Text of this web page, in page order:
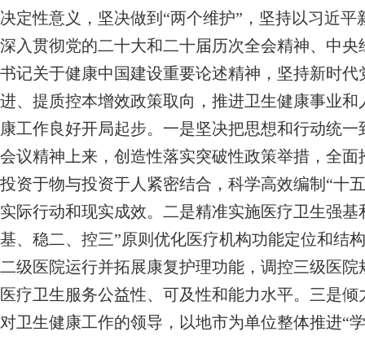
决定性意义，坚决做到“两个维护”，坚持以习近
深入贯彻党的二十大和二十届历次全会精神、中
书记关于健康中国建设重要论述精神，坚持新时
进、提质控本增效政策取向，推进卫生健康事业
康工作良好开局起步。一是坚决把思想和行动统
会议精神上来，创造性落实突破性政策举措，全
投资于物与投资于人紧密结合，科学高效编制“十
实际行动和现实成效。二是精准实施医疗卫生强
基、稳二、控三”原则优化医疗机构功能定位和结
二级医院运行并拓展康复护理功能，调控三级医
医疗卫生服务公益性、可及性和能力水平。三是
对卫生健康工作的领导，以地市为单位整体推进“